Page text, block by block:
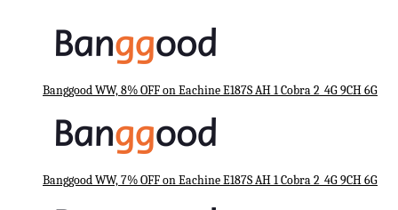
Banggood WW, 8% OFF on Eachine E187S AH 1 Cobra 2_4G 9CH 6G
Banggood WW, 7% OFF on Eachine E187S AH 1 Cobra 2_4G 9CH 6G